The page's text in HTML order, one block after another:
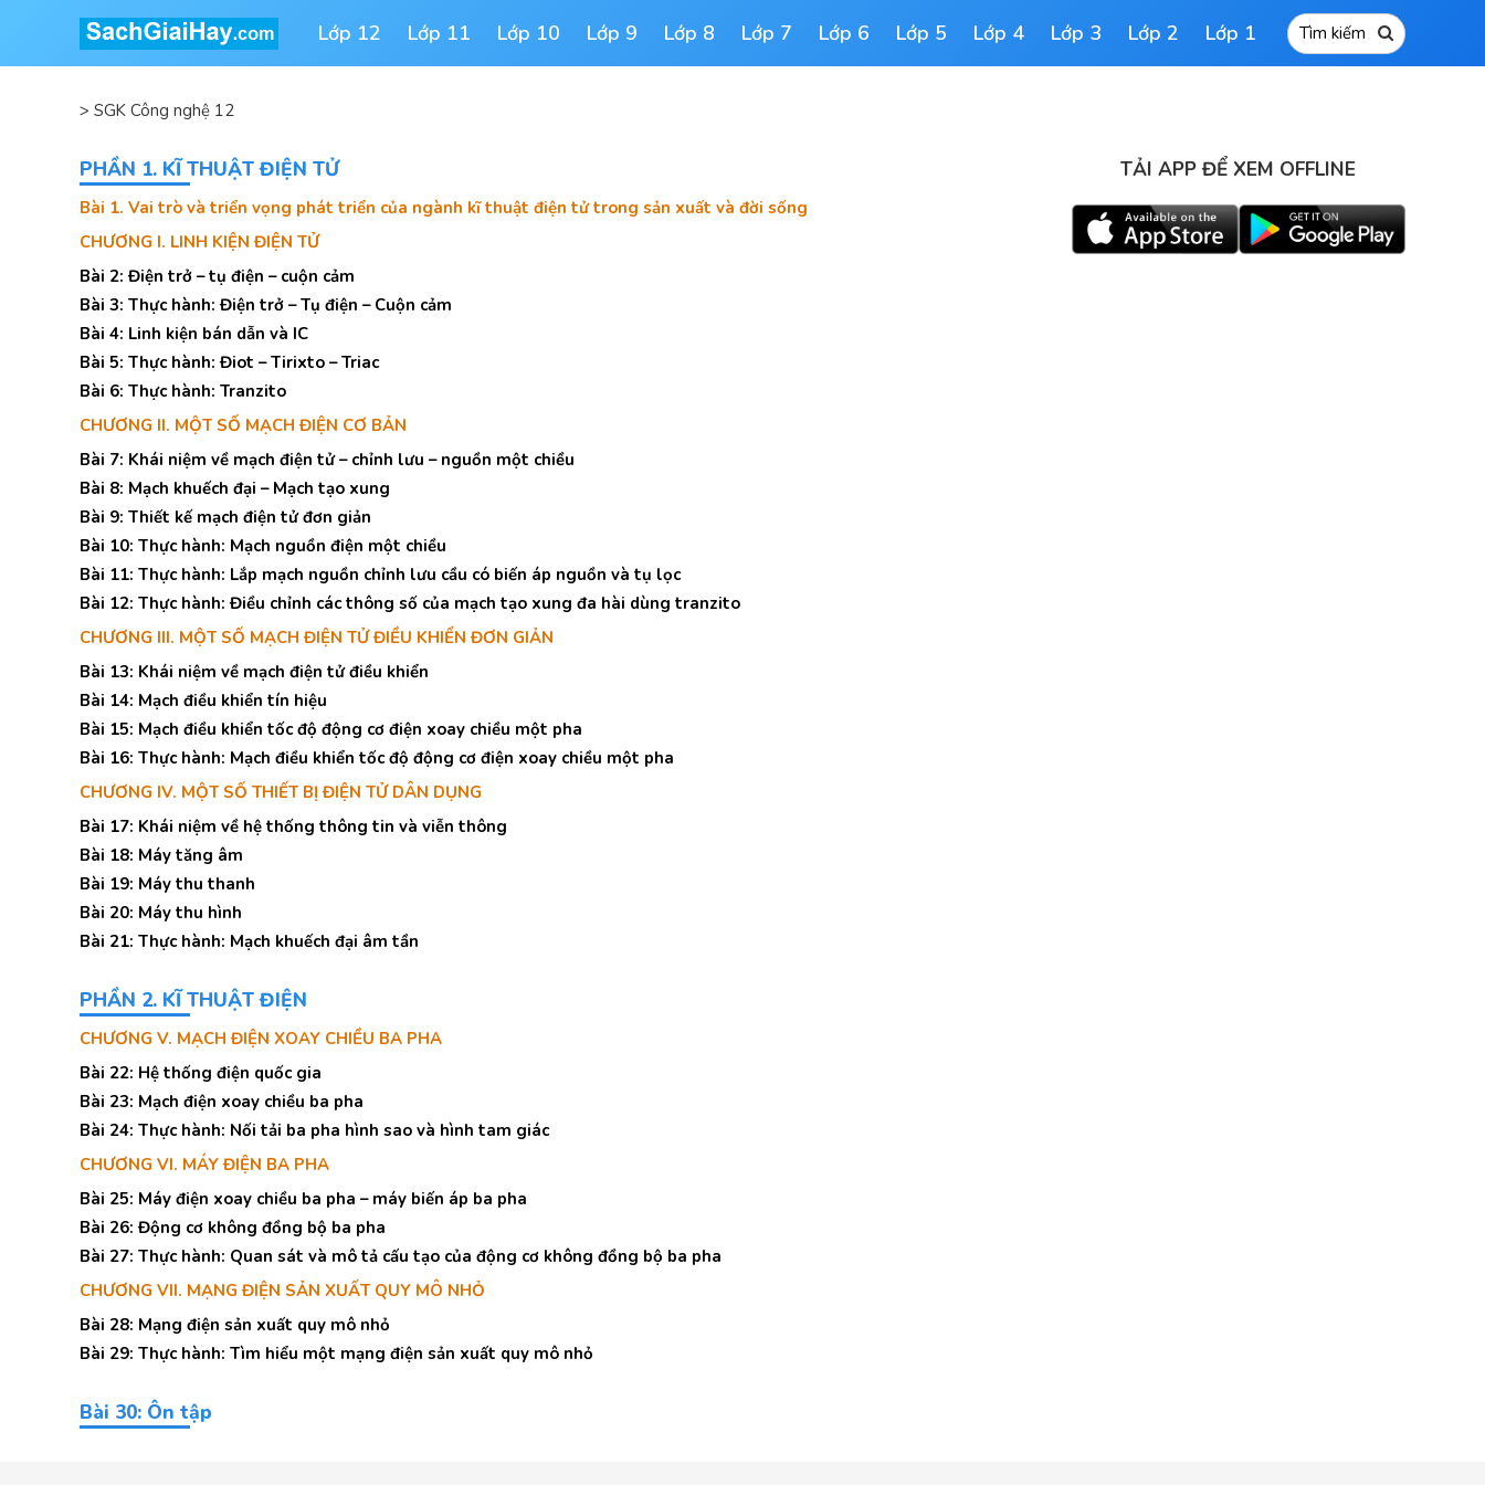
Lớp 12 Lớp 11 Lớp 10 Lớp 9 Lớp 8 Lớp 7 Lớp 6 Lớp 5 Lớp 4 Lớp 3 Lớp 2 Lớp 1
> SGK Công nghệ 12
PHẦN 1. KĨ THUẬT ĐIỆN TỬ
Bài 1. Vai trò và triển vọng phát triển của ngành kĩ thuật điện tử trong sản xuất và đời sống
CHƯƠNG I. LINH KIỆN ĐIỆN TỬ
Bài 2: Điện trở – tụ điện – cuộn cảm
Bài 3: Thực hành: Điện trở – Tụ điện – Cuộn cảm
Bài 4: Linh kiện bán dẫn và IC
Bài 5: Thực hành: Điot – Tirixto – Triac
Bài 6: Thực hành: Tranzito
CHƯƠNG II. MỘT SỐ MẠCH ĐIỆN CƠ BẢN
Bài 7: Khái niệm về mạch điện tử – chỉnh lưu – nguồn một chiều
Bài 8: Mạch khuếch đại – Mạch tạo xung
Bài 9: Thiết kế mạch điện tử đơn giản
Bài 10: Thực hành: Mạch nguồn điện một chiều
Bài 11: Thực hành: Lắp mạch nguồn chỉnh lưu cầu có biến áp nguồn và tụ lọc
Bài 12: Thực hành: Điều chỉnh các thông số của mạch tạo xung đa hài dùng tranzito
CHƯƠNG III. MỘT SỐ MẠCH ĐIỆN TỬ ĐIỀU KHIỂN ĐƠN GIẢN
Bài 13: Khái niệm về mạch điện tử điều khiển
Bài 14: Mạch điều khiển tín hiệu
Bài 15: Mạch điều khiển tốc độ động cơ điện xoay chiều một pha
Bài 16: Thực hành: Mạch điều khiển tốc độ động cơ điện xoay chiều một pha
CHƯƠNG IV. MỘT SỐ THIẾT BỊ ĐIỆN TỬ DÂN DỤNG
Bài 17: Khái niệm về hệ thống thông tin và viễn thông
Bài 18: Máy tăng âm
Bài 19: Máy thu thanh
Bài 20: Máy thu hình
Bài 21: Thực hành: Mạch khuếch đại âm tần
PHẦN 2. KĨ THUẬT ĐIỆN
CHƯƠNG V. MẠCH ĐIỆN XOAY CHIỀU BA PHA
Bài 22: Hệ thống điện quốc gia
Bài 23: Mạch điện xoay chiều ba pha
Bài 24: Thực hành: Nối tải ba pha hình sao và hình tam giác
CHƯƠNG VI. MÁY ĐIỆN BA PHA
Bài 25: Máy điện xoay chiều ba pha – máy biến áp ba pha
Bài 26: Động cơ không đồng bộ ba pha
Bài 27: Thực hành: Quan sát và mô tả cấu tạo của động cơ không đồng bộ ba pha
CHƯƠNG VII. MẠNG ĐIỆN SẢN XUẤT QUY MÔ NHỎ
Bài 28: Mạng điện sản xuất quy mô nhỏ
Bài 29: Thực hành: Tìm hiểu một mạng điện sản xuất quy mô nhỏ
Bài 30: Ôn tập
TẢI APP ĐỂ XEM OFFLINE